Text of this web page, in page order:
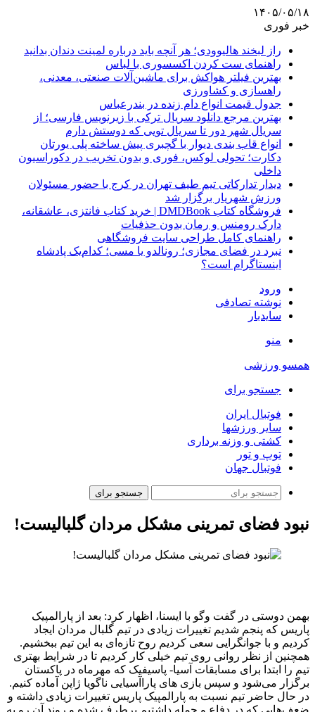
۱۴۰۵/۰۵/۱۸
خبر فوری
راز لبخند هالیوودی؛ هر آنچه باید درباره لمینت دندان بدانید
راهنمای ست کردن اکسسوری با لباس
بهترین فیلتر هواکش برای ماشین‌آلات صنعتی، معدنی،
راهسازی و کشاورزی
جدول قیمت انواع دام زنده در بندرعباس
بهترین مرجع دانلود سریال ترکی با زیرنویس فارسی؛ از
سریال شهر دور تا سریال تویی که دوستش دارم
انواع قاب بندی دیوار با گچبری پیش ساخته پلی یورتان
دکارت؛ تحولی لوکس، فوری و بدون تخریب در دکوراسیون
داخلی
دیدار تدارکاتی تیم طیف تهران در کرج با حضور مسئولان
ورزش شهریار برگزار شد
فروشگاه کتاب DMDBook | خرید کتاب فانتزی، عاشقانه،
دارک رومنس و رمان بدون حذفیات
راهنمای کامل طراحی سایت فروشگاهی
نبرد در فضای مجازی؛ رونالدو یا مسی؛ کدام‌یک پادشاه
اینستاگرام است؟
ورود
نوشته تصادفی
سایدبار
منو
همسو ورزشی
جستجو برای
فوتبال ایران
سایر ورزشها
کشتی و وزنه برداری
توپ و تور
فوتبال جهان
جستجو برای
نبود فضای تمرینی مشکل مردان گلبالیست!
بهمن دوستی در گفت وگو با ایسنا، اظهار کرد: بعد از پارالمپیک
پاریس که پنجم شدیم تغییرات زیادی در تیم گلبال مردان ایجاد
کردیم و با جوانگرایی سعی کردیم روح تازه‌ای به این تیم ببخشیم.
همچنین از نظر روانی روی تیم خیلی کار کردیم تا در شرایط بهتری
تیم را ابتدا برای مسابقات آسیا- پاسیفیک که مهرماه در پاکستان
برگزار می‌شود و سپس بازی های پاراآسیایی ناگویا ژاپن آماده کنیم.
در حال حاضر تیم نسبت به پارالمپیک پاریس تغییرات زیادی داشته و
ضعف‌هایی که در دفاع و حمله داشتیم برطرف شده و روند آن رو به